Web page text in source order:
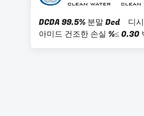
DCDA 99.5% 분말 Dcd 디
아미드 건조한 손실 %≤ 0.30
결정